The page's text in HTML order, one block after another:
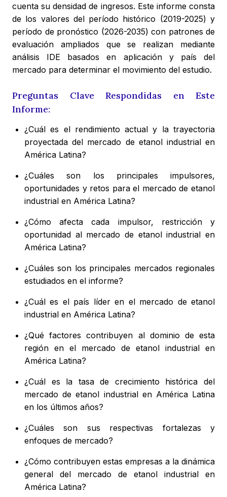
cuenta su densidad de ingresos. Este informe consta
de los valores del período histórico (2019-2025) y
período de pronóstico (2026-2035) con patrones de
evaluación ampliados que se realizan mediante
análisis IDE basados en aplicación y país del
mercado para determinar el movimiento del estudio.
Preguntas Clave Respondidas en Este
Informe:
¿Cuál es el rendimiento actual y la trayectoria
proyectada del mercado de etanol industrial en
América Latina?
¿Cuáles son los principales impulsores,
oportunidades y retos para el mercado de etanol
industrial en América Latina?
¿Cómo afecta cada impulsor, restricción y
oportunidad al mercado de etanol industrial en
América Latina?
¿Cuáles son los principales mercados regionales
estudiados en el informe?
¿Cuál es el país líder en el mercado de etanol
industrial en América Latina?
¿Qué factores contribuyen al dominio de esta
región en el mercado de etanol industrial en
América Latina?
¿Cuál es la tasa de crecimiento histórica del
mercado de etanol industrial en América Latina
en los últimos años?
¿Cuáles son sus respectivas fortalezas y
enfoques de mercado?
¿Cómo contribuyen estas empresas a la dinámica
general del mercado de etanol industrial en
América Latina?